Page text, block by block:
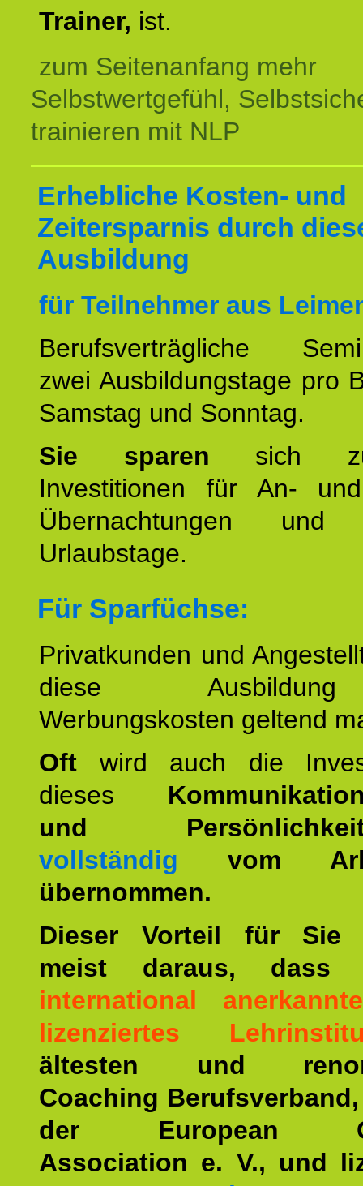
Trainer, ist.
zum Seitenanfang mehr
Selbstwertgefühl,
trainieren mit NLP
Erhebliche Kosten- und
Zeitersparnis durch
Ausbildung
für Teilnehmer aus
Berufsverträgliche
zwei Ausbildungstage pro
Samstag und Sonntag.
Sie sparen sich
Investitionen für An-
Übernachtungen und
Urlaubstage.
Für Sparfüchse:
Privatkunden und
diese
Werbungskosten geltend
Oft wird auch die
dieses
und
vollständig vom
übernommen.
Dieser Vorteil für Sie
meist daraus,
international
lizenziertes
ältesten und
Coaching
der European
Association e. V., und